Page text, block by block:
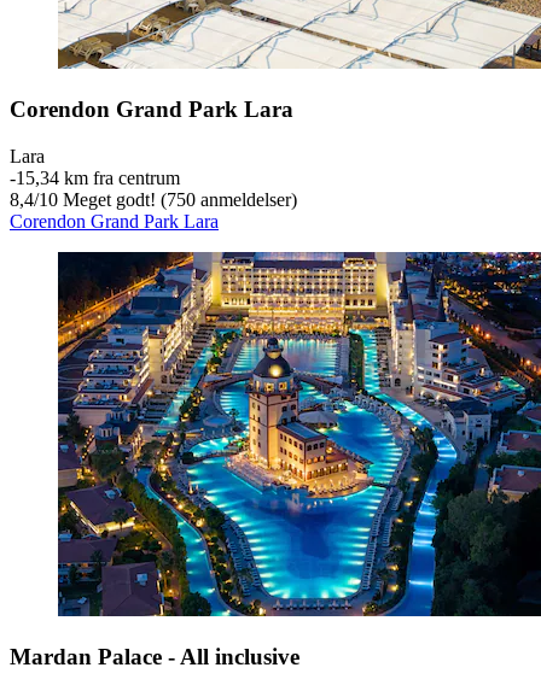
Corendon Grand Park Lara
Lara
‐15,34 km fra centrum
8,4/10 Meget godt! (750 anmeldelser)
Corendon Grand Park Lara
Mardan Palace - All inclusive